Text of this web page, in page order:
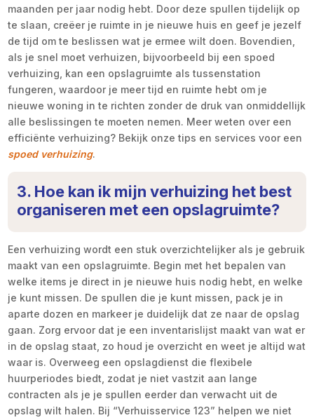
maanden per jaar nodig hebt. Door deze spullen tijdelijk op
te slaan, creëer je ruimte in je nieuwe huis en geef je jezelf
de tijd om te beslissen wat je ermee wilt doen. Bovendien,
als je snel moet verhuizen, bijvoorbeeld bij een spoed
verhuizing, kan een opslagruimte als tussenstation
fungeren, waardoor je meer tijd en ruimte hebt om je
nieuwe woning in te richten zonder de druk van onmiddellijk
alle beslissingen te moeten nemen. Meer weten over een
efficiënte verhuizing? Bekijk onze tips en services voor een
spoed verhuizing.
3. Hoe kan ik mijn verhuizing het best
organiseren met een opslagruimte?
Een verhuizing wordt een stuk overzichtelijker als je gebruik
maakt van een opslagruimte. Begin met het bepalen van
welke items je direct in je nieuwe huis nodig hebt, en welke
je kunt missen. De spullen die je kunt missen, pack je in
aparte dozen en markeer je duidelijk dat ze naar de opslag
gaan. Zorg ervoor dat je een inventarislijst maakt van wat er
in de opslag staat, zo houd je overzicht en weet je altijd wat
waar is. Overweeg een opslagdienst die flexibele
huurperiodes biedt, zodat je niet vastzit aan lange
contracten als je je spullen eerder dan verwacht uit de
opslag wilt halen. Bij “Verhuisservice 123” helpen we niet